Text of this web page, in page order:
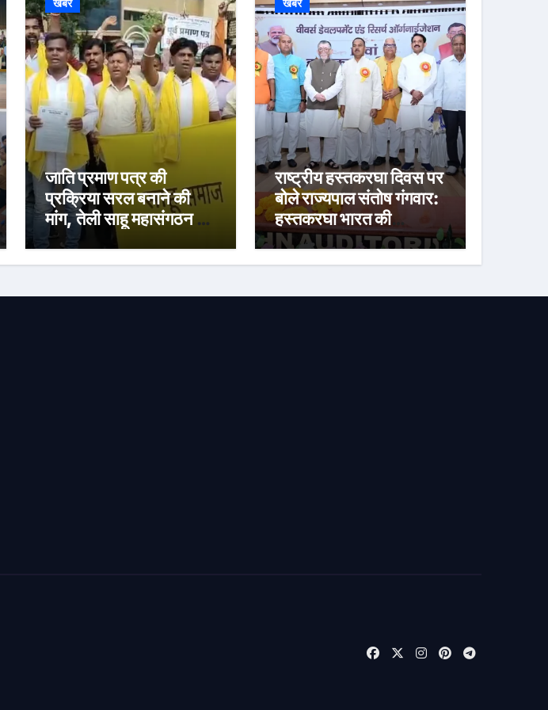
खबर
जाति प्रमाण पत्र की
प्रक्रिया सरल बनाने की
मांग, तेली साहू महासंगठन ने
उपायुक्त कार्यालय पर किया
प्रदर्शन
खबर
राष्ट्रीय हस्तकरघा दिवस पर
बोले राज्यपाल संतोष गंगवार:
हस्तकरघा भारत की
संस्कृति, आत्मनिर्भरता और
स्वाभिमान का प्रतीक